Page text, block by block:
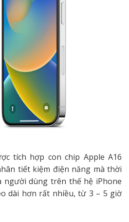
tích hợp con chip Apple A16
tiết kiệm điện năng mà thời
người dùng trên thế hệ iPhone
dài hơn rất nhiều, từ 3 – 5 giờ